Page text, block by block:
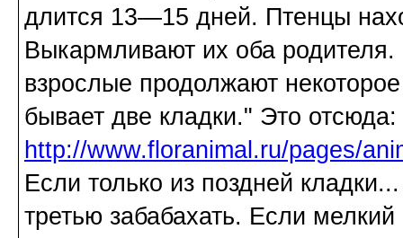
длится 13—15 дней. Птенцы
Выкармливают их оба
взрослые продолжают
бывает две кладки." Это отсюда:
http://www.floranimal.ru/pages/
Если только из поздней
третью забабахать. Если